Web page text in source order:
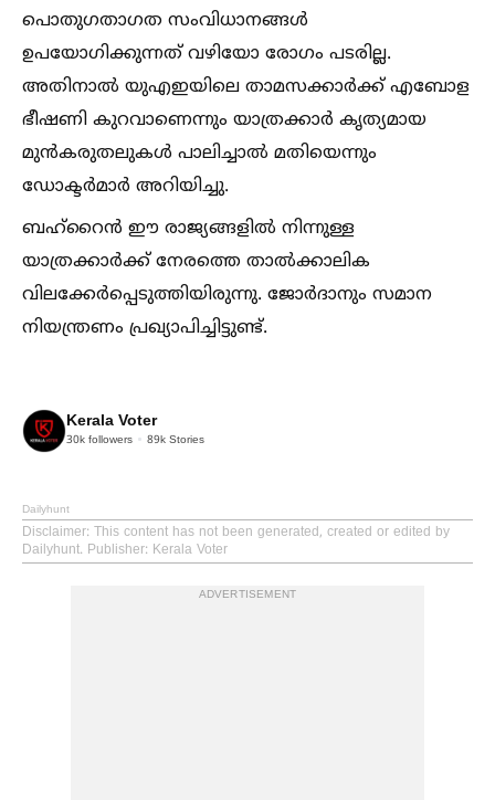
പൊതുഗതാഗത സംവിധാനങ്ങള്‍
ഉപയോഗിക്കുന്നത് വഴിയോ രോഗം പടരില്ല.
അതിനാല്‍ യുഎഇയിലെ താമസക്കാർക്ക് എബോള
ഭീഷണി കുറവാണെന്നും യാത്രക്കാർ കൃത്യമായ
മുൻകരുതലുകള്‍ പാലിച്ചാല്‍ മതിയെന്നും
ഡോക്ടർമാർ അറിയിച്ചു.
ബഹ്‌റൈൻ ഈ രാജ്യങ്ങളില്‍ നിന്നുള്ള
യാത്രക്കാർക്ക് നേരത്തെ താല്‍ക്കാലിക
വിലക്കേർപ്പെടുത്തിയിരുന്നു. ജോർദാനും സമാന
നിയന്ത്രണം പ്രഖ്യാപിച്ചിട്ടുണ്ട്.
Kerala Voter
30k followers 89k Stories
Dailyhunt
Disclaimer: This content has not been generated, created or edited by
Dailyhunt. Publisher: Kerala Voter
ADVERTISEMENT